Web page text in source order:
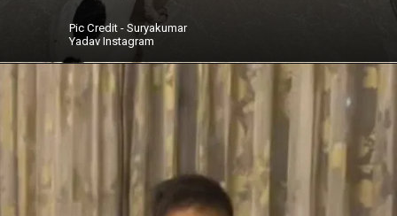
Pic Credit - Suryakumar
Yadav Instagram